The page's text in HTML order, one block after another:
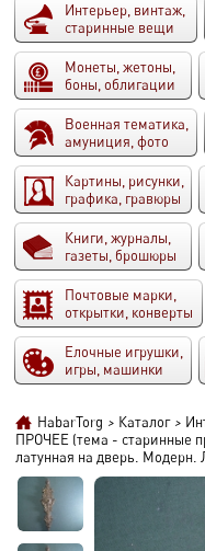
Интерьер, винтаж,
старинные вещи
Монеты, жетоны,
боны, облигации
Военная тематика,
амуниция, фото
Картины, рисунки,
графика, гравюры
Книги, журналы,
газеты, брошюры
Почтовые марки,
открытки, конверты
Елочные игрушки,
игры, машинки
HabarTorg > Каталог >
ПРОЧЕЕ (тема - старинные
латунная на дверь. Модерн.